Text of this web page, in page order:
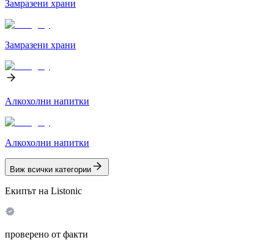
Замразени храни
Замразени храни
Алкохолни напитки
Алкохолни напитки
Виж всички категории
Екипът на Listonic
проверено от факти